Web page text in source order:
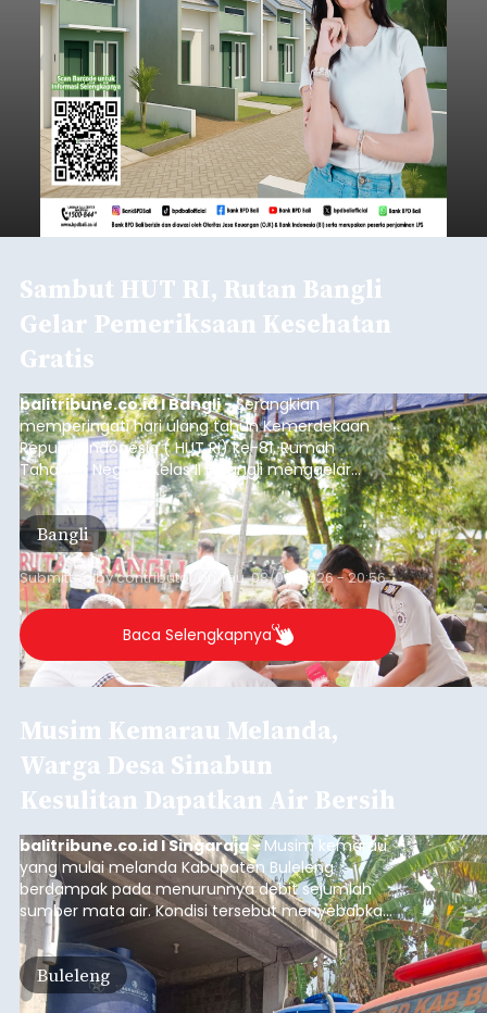
Sambut HUT RI, Rutan Bangli
Gelar Pemeriksaan Kesehatan
Gratis
balitribune.co.id I Bangli -Serangkian
memperingati hari ulang tahun Kemerdekaan
Republik Indonesia ( HUT RI) ke-81, Rumah
Tahanan Negara Kelas II B Bangli menggelar
kegiatan pemeriksaan kesehatan gratis, Rabu
(6/8/2026).
Bangli
Submitted bycontributor Thu, 08/06/2026 - 20:56
Baca Selengkapnya
Musim Kemarau Melanda,
Warga Desa Sinabun
Kesulitan Dapatkan Air Bersih
balitribune.co.id I Singaraja -Musim kemarau
yang mulai melanda Kabupaten Buleleng
berdampak pada menurunnya debit sejumlah
sumber mata air. Kondisi tersebut menyebabkan
warga di beberapa desa mulai mengalami
kesulitan mendapatkan air bersih, terutama
untuk memenuhi kebutuhan mandi, cuci, dan
kakus (MCK). Seperti yang dialami warga Desa
Buleleng